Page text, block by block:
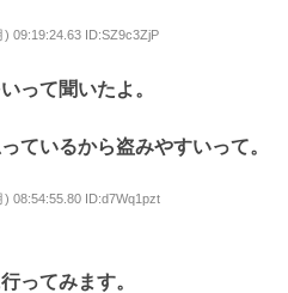
) 09:19:24.63 ID:SZ9c3ZjP
って聞いたよ。
ているから盗みやすいって。
) 08:54:55.80 ID:d7Wq1pzt
ってみます。